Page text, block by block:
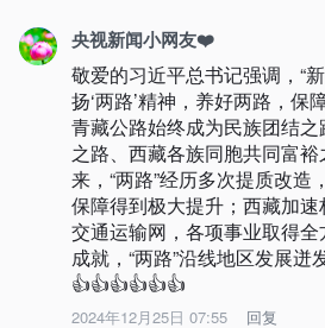
央视新闻小网友❤️
敬爱的习近平总书记强调，“
扬‘两路’精神，养好两路，保
青藏公路始终成为民族团结
之路、西藏各族同胞共同富裕
来，“两路”经历多次提质改造
保障得到极大提升；西藏加
交通运输网，各项事业取得
成就，“两路”沿线地区发展迸
👍👍👍👍👍👍
2024年12月25日 07:55 回复